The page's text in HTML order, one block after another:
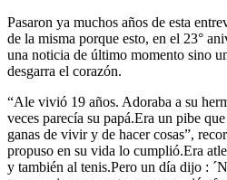
Pasaron ya muchos años de esta
de la misma porque esto, en el 23°
una noticia de último momento sino
desgarra el corazón.
“Ale vivió 19 años. Adoraba a su
veces parecía su papá.Era un pibe
ganas de vivir y de hacer cosas”,
propuso en su vida lo cumplió.Era
y también al tenis.Pero un día dijo :